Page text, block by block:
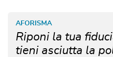
Riponi la tua
tieni asciutta la
AFORISMA